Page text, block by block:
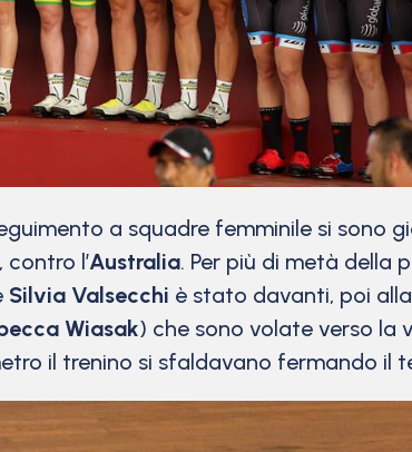
a squadre femminile si
contro l’Australia. Per più di metà della
Silvia Valsecchi è stato davanti, poi
Wiasak) che sono volate verso la
il trenino si sfaldavano fermando il